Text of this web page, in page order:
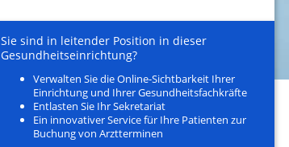
Sie sind in leitender Position in dieser
Gesundheitseinrichtung?
Verwalten Sie die Online-Sichtbarkeit Ihrer
Einrichtung und Ihrer Gesundheitsfachkräfte
Entlasten Sie Ihr Sekretariat
Ein innovativer Service für Ihre Patienten zur
Buchung von Arztterminen